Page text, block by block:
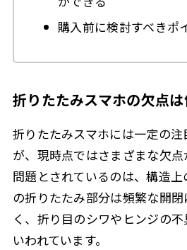
購入前に検討すべきポ
折りたたみスマホの欠点は
折りたたみスマホには一定の
が、現時点ではさまざまな欠
問題とされているのは、構造
の折りたたみ部分は頻繁な開
く、折り目のシワやヒンジの
いわれています。